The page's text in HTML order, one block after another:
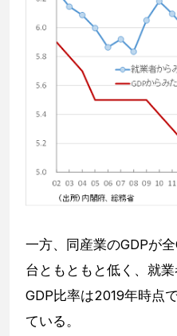
一方、同産業のGDPが
台ともともと低く、就
GDP比率は2019年時点
ている。